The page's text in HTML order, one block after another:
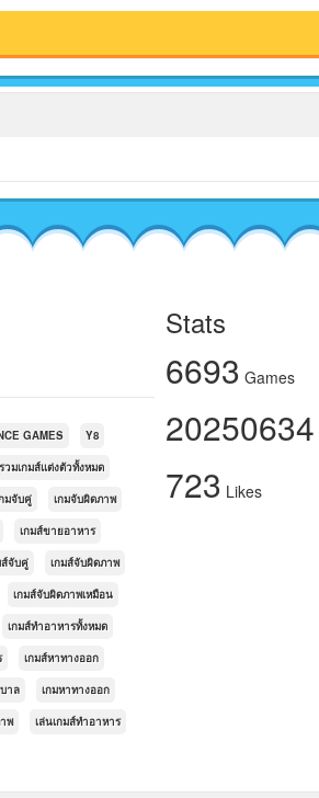
GAMES Y8
รวมเกมส์แต่งตัวทั้งหมด
มจับคู่ เกมจับผิดภาพ
เกมส์ขายอาหาร
ส์จับคู่ เกมส์จับผิดภาพ
เกมส์จับผิดภาพเหมือน
เกมส์ทำอาหารทั้งหมด
เกมส์หาทางออก
าล เกมหาทางออก
พ เล่นเกมส์ทำอาหาร
Stats
6693 Games
20250634
723 Likes